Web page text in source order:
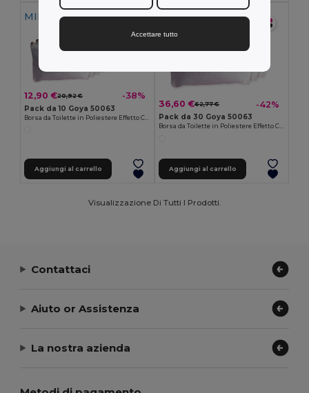
MIN QTY: 10
12,90 €20,92 € -38%
Pack da 10 Goya 50063
Aggiungi al carrello
MIN QTY: 30
36,60 €62,77 € -42%
Pack da 30 Goya 50063
Borsa da Toilette in Poliestere Effetto Cotone POLY
Aggiungi al carrello
Visualizzazione Di Tutti I Prodotti.
Contattaci
Aiuto or Assistenza
La nostra azienda
Accettare tutto